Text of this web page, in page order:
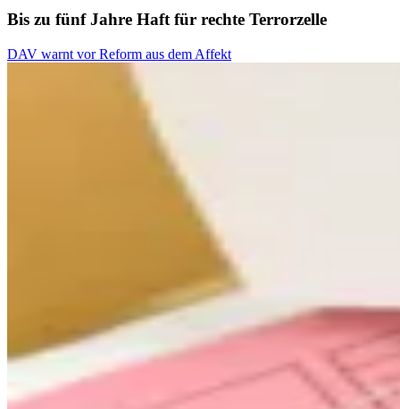
Bis zu fünf Jahre Haft für rechte Terrorzelle
DAV warnt vor Reform aus dem Affekt